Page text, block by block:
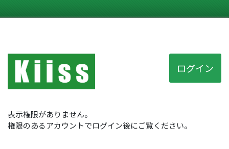
ログイン
表示権限がありません。
権限のあるアカウントでログイン後にご覧ください。